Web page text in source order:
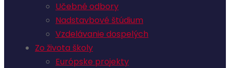
Učebné odbory
Nadstavbové štúdium
Vzdelávanie dospelých
Zo života školy
Európske projekty